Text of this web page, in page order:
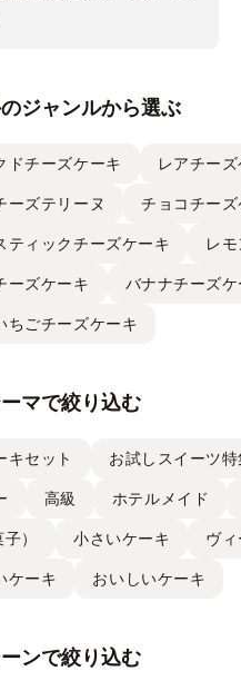
ジャンルから選ぶ
ドチーズケーキ レアチー
ーズテリーヌ チョコチー
ティックチーズケーキ レ
ーズケーキ バナナチーズ
ちごチーズケーキ
マで絞り込む
キセット お試しスイーツ
高級 ホテルメイド
） 小さいケーキ ヴ
ケーキ おいしいケーキ
ンで絞り込む